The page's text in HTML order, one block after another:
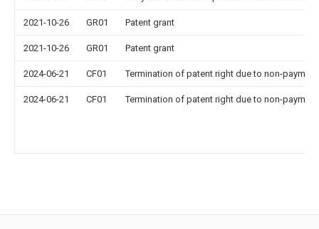
2021-10-26 GR01 Patent grant
2021-10-26 GR01 Patent grant
2024-06-21 CF01 Termination of patent right due to non-
2024-06-21 CF01 Termination of patent right due to non-